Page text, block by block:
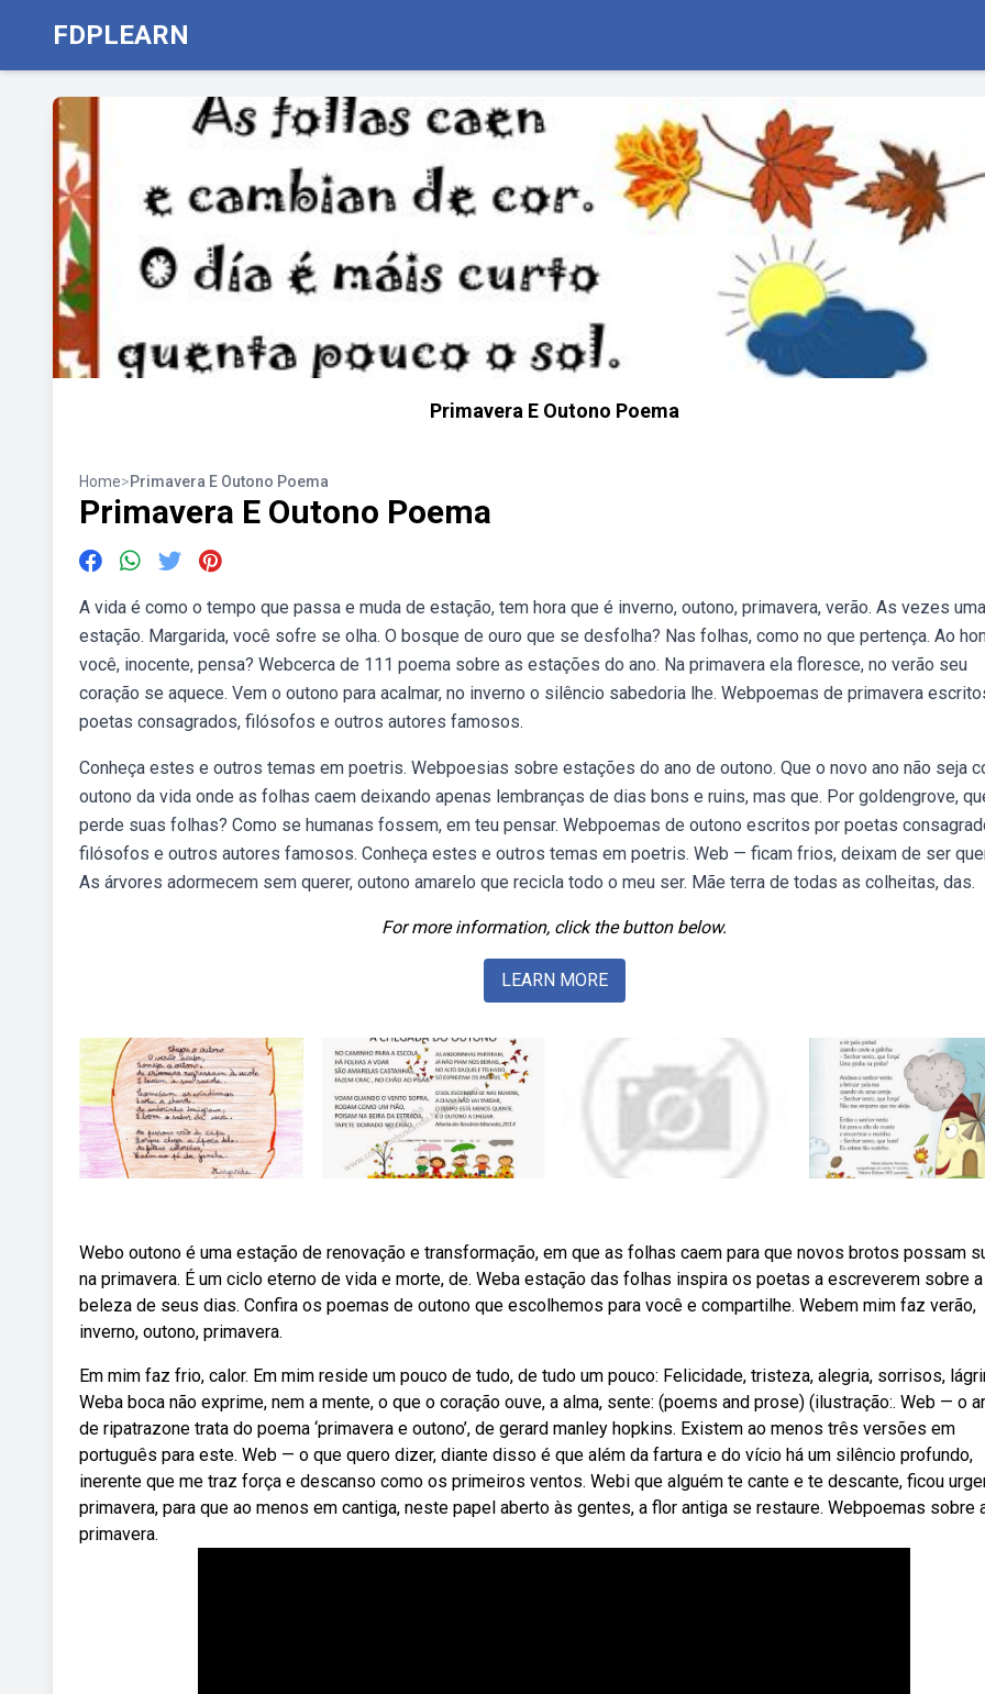
FDPLEARN
Primavera E Outono Poema
Home>Primavera E Outono Poema
Primavera E Outono Poema
A vida é como o tempo que passa e muda de estação, tem hora que é inverno, outono, primavera, verão. As vezes uma
estação. Margarida, você sofre se olha. O bosque de ouro que se desfolha? Nas folhas, como no que pertença. Ao
você, inocente, pensa? Webcerca de 111 poema sobre as estações do ano. Na primavera ela floresce, no verão seu
coração se aquece. Vem o outono para acalmar, no inverno o silêncio sabedoria lhe. Webpoemas de primavera
poetas consagrados, filósofos e outros autores famosos.
Conheça estes e outros temas em poetris. Webpoesias sobre estações do ano de outono. Que o novo ano não seja
outono da vida onde as folhas caem deixando apenas lembranças de dias bons e ruins, mas que. Por goldengrove,
perde suas folhas? Como se humanas fossem, em teu pensar. Webpoemas de outono escritos por poetas
filósofos e outros autores famosos. Conheça estes e outros temas em poetris. Web — ficam frios, deixam de ser
As árvores adormecem sem querer, outono amarelo que recicla todo o meu ser. Mãe terra de todas as colheitas, das.
For more information, click the button below.
LEARN MORE
Webo outono é uma estação de renovação e transformação, em que as folhas caem para que novos brotos possam
na primavera. É um ciclo eterno de vida e morte, de. Weba estação das folhas inspira os poetas a escreverem sobre a
beleza de seus dias. Confira os poemas de outono que escolhemos para você e compartilhe. Webem mim faz verão,
inverno, outono, primavera.
Em mim faz frio, calor. Em mim reside um pouco de tudo, de tudo um pouco: Felicidade, tristeza, alegria, sorrisos,
Weba boca não exprime, nem a mente, o que o coração ouve, a alma, sente: (poems and prose) (ilustração:. Web — o
de ripatrazone trata do poema ‘primavera e outono’, de gerard manley hopkins. Existem ao menos três versões em
português para este. Web — o que quero dizer, diante disso é que além da fartura e do vício há um silêncio profundo,
inerente que me traz força e descanso como os primeiros ventos. Webi que alguém te cante e te descante, ficou
primavera, para que ao menos em cantiga, neste papel aberto às gentes, a flor antiga se restaure. Webpoemas sobre
primavera.